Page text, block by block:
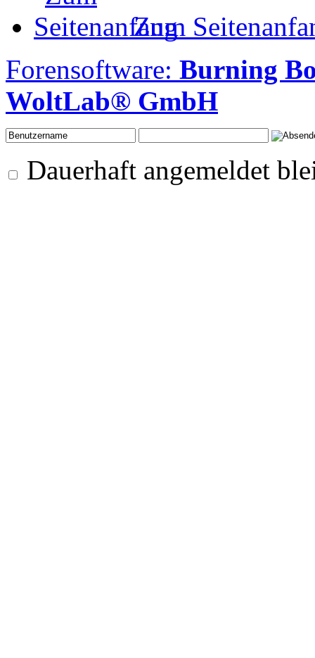
Zum
Forensoftware: Burning
WoltLab® GmbH
Dauerhaft angemeldet